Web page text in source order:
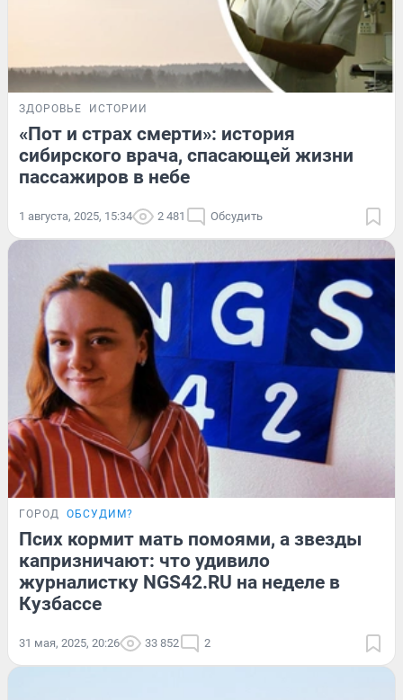
ЗДОРОВЬЕ ИСТОРИИ
«Пот и страх смерти»: история
сибирского врача, спасающей жизни
пассажиров в небе
1 августа, 2025, 15:34 2 481 Обсудить
ГОРОД ОБСУДИМ?
Псих кормит мать помоями, а звезды
капризничают: что удивило
журналистку NGS42.RU на неделе в
Кузбассе
31 мая, 2025, 20:26 33 852 2